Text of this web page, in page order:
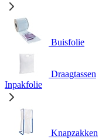
Buisfolie
Draagtassen
Inpakfolie
Knapzakken